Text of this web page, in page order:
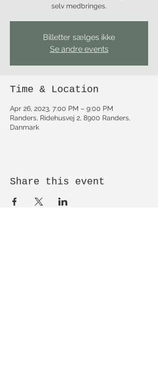
selv medbringes.
Billetter sælges ikke
Se andre events
Time & Location
Apr 26, 2023, 7:00 PM – 9:00 PM
Randers, Ridehusvej 2, 8900 Randers,
Danmark
Share this event